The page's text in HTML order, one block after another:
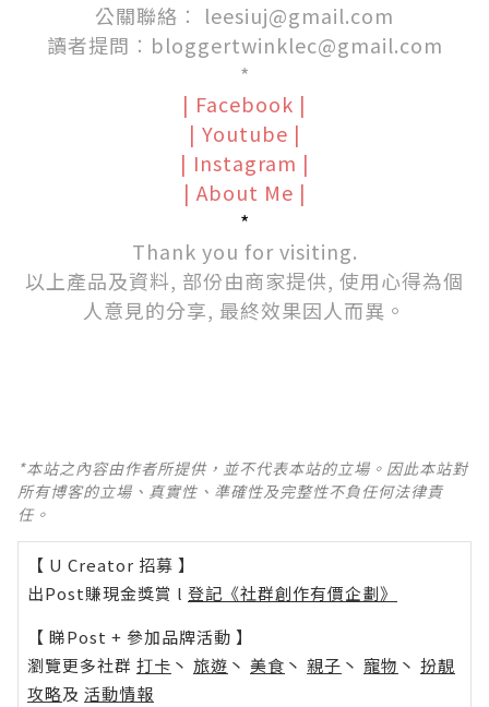
公關聯絡︰
leesiuj@gmail.com
讀者提問︰ bloggertwinklec@gmail.com
*
| Facebook |
| Youtube |
| Instagram |
| About Me |
*
Thank you for visiting.
以上產品及資料, 部份由商家提供, 使用心得為個
人意見的分享, 最終效果因人而異。
*本站之內容由作者所提供，並不代表本站的立場。因此本站對
所有博客的立場、真實性、準確性及完整性不負任何法律責
任。
【 U Creator 招募 】
出Post賺現金獎賞 l 登記《社群創作有價企劃》
【 睇Post + 參加品牌活動 】
瀏覽更多社群 打卡 丶 旅遊 丶 美食 丶 親子 丶 寵物 丶 扮靚
攻略及 活動情報